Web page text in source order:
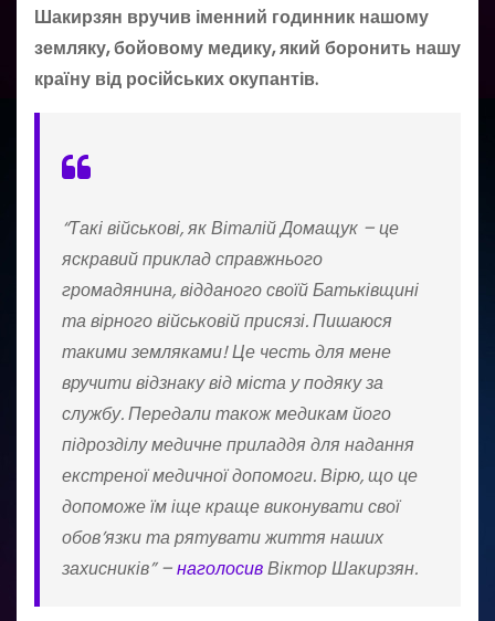
Шакирзян вручив іменний годинник нашому
земляку, бойовому медику, який боронить нашу
країну від російських окупантів.
“Такі військові, як Віталій Домащук – це
яскравий приклад справжнього
громадянина, відданого своїй Батьківщині
та вірного військовій присязі. Пишаюся
такими земляками! Це честь для мене
вручити відзнаку від міста у подяку за
службу. Передали також медикам його
підрозділу медичне приладдя для надання
екстреної медичної допомоги. Вірю, що це
допоможе їм іще краще виконувати свої
обов’язки та рятувати життя наших
захисників” –наголосивВіктор Шакирзян.